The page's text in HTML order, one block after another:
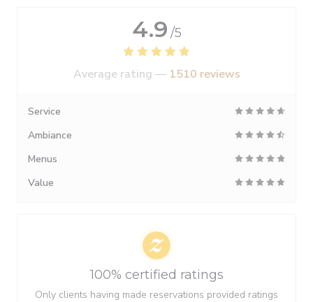
4.9 /5
Average rating — 1510 reviews
Service
Ambiance
Menus
Value
100% certified ratings
Only clients having made reservations provided ratings